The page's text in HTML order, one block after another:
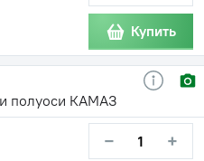
Купить
полуоси КАМАЗ
− +